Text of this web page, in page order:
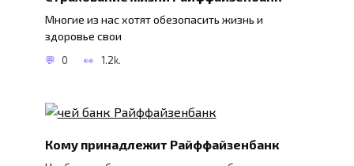
Многие из нас хотят обезопасить жизнь и
здоровье свои
0 1.2k.
Кому принадлежит Райффайзенбанк